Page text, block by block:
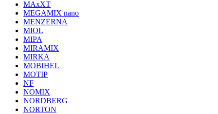
MAxXT
MEGAMIX nano
MENZERNA
MIOL
MIPA
MIRAMIX
MIRKA
MOBIHEL
MOTIP
NF
NOMIX
NORDBERG
NORTON